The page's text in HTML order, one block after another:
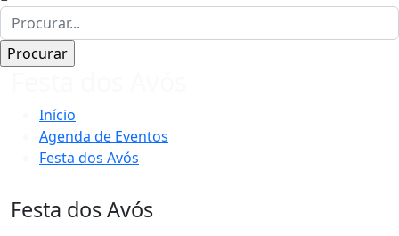
Início
Agenda de Eventos
Festa dos Avós
Festa dos Avós